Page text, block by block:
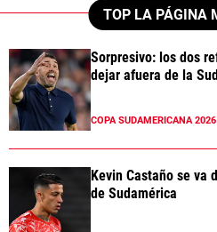
TOP LA PÁGINA
Sorpresivo: los dos
dejar afuera de la
COPA SUDAMERICANA 2026
Kevin Castaño se va
de Sudamérica